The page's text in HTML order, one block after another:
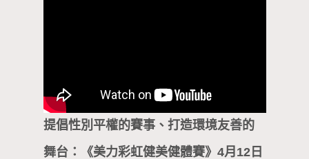
提倡性別平權的賽事、打造環境友善的
舞台：《美力彩虹健美健體賽》4月12日